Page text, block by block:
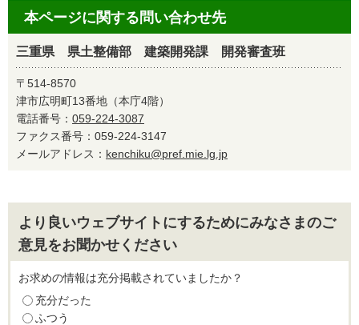
本ページに関する問い合わせ先
三重県 県土整備部 建築開発課 開発審査班
〒514-8570
津市広明町13番地（本庁4階）
電話番号： 059-224-3087
ファクス番号：059-224-3147
メールアドレス： kenchiku@pref.mie.lg.jp
より良いウェブサイトにするためにみなさまのご
意見をお聞かせください
お求めの情報は充分掲載されていましたか？
充分だった
ふつう